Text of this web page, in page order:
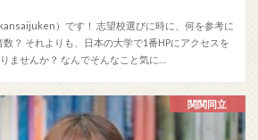
）です！ 志望校選びに時に、何を参考に
数？ それよりも、日本の大学で1番HPにアクセスを
ませんか？ なんでそんなこと気に…
関関同立